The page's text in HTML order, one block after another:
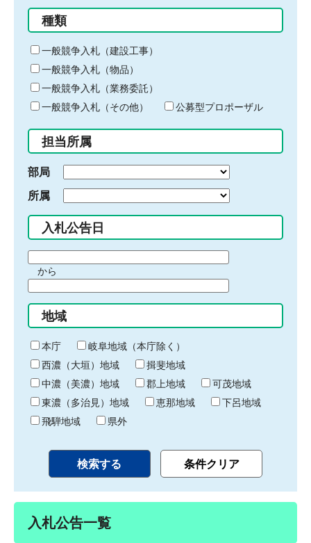
る
キ
ー
ワ
ー
ド
入
力
種類
一般競争入札（建設工事）
一般競争入札（物品）
一般競争入札（業務委託）
一般競争入札（その他）
公募型プロポーザル
担当所属
部局
所属
入札公告日
間
始
り
から
間
終
わ
り
地域
本庁
岐阜地域（本庁除く）
西濃（大垣）地域
揖斐地域
中濃（美濃）地域
郡上地域
可茂地域
東濃（多治見）地域
恵那地域
下呂地域
飛騨地域
県外
入札公告一覧